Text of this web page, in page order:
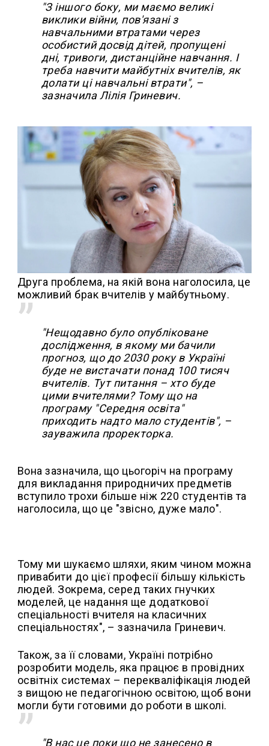
"З іншого боку, ми маємо великі
виклики війни, пов'язані з
навчальними втратами через
особистий досвід дітей, пропущені
дні, тривоги, дистанційне навчання. І
треба навчити майбутніх вчителів, як
долати ці навчальні втрати", –
зазначила Лілія Гриневич.
Друга проблема, на якій вона наголосила, це
можливий брак вчителів у майбутньому.
"Нещодавно було опубліковане
дослідження, в якому ми бачили
прогноз, що до 2030 року в Україні
буде не вистачати понад 100 тисяч
вчителів. Тут питання – хто буде
цими вчителями? Тому що на
програму "Середня освіта"
приходить надто мало студентів", –
зауважила проректорка.
Вона зазначила, що цьогоріч на програму
для викладання природничих предметів
вступило трохи більше ніж 220 студентів та
наголосила, що це "звісно, дуже мало".
Тому ми шукаємо шляхи, яким чином можна
привабити до цієї професії більшу кількість
людей. Зокрема, серед таких гнучких
моделей, це надання ще додаткової
спеціальності вчителя на класичних
спеціальностях", – зазначила Гриневич.
Також, за її словами, Україні потрібно
розробити модель, яка працює в провідних
освітніх системах – перекваліфікація людей
з вищою не педагогічною освітою, щоб вони
могли бути готовими до роботи в школі.
"В нас це поки що не занесено в